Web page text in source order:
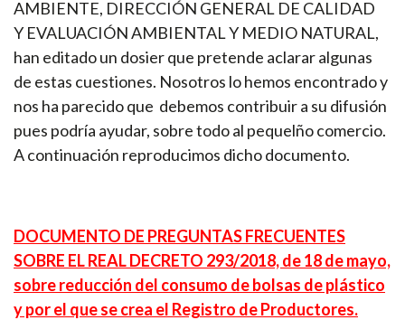
AMBIENTE, DIRECCIÓN GENERAL DE CALIDAD
Y EVALUACIÓN AMBIENTAL Y MEDIO NATURAL,
han editado un dosier que pretende aclarar algunas
de estas cuestiones. Nosotros lo hemos encontrado y
nos ha parecido que debemos contribuir a su difusión
pues podría ayudar, sobre todo al pequelño comercio.
A continuación reproducimos dicho documento.
DOCUMENTO DE PREGUNTAS FRECUENTES
SOBRE EL REAL DECRETO 293/2018, de 18 de mayo,
sobre reducción del consumo de bolsas de plástico
y por el que se crea el Registro de Productores.